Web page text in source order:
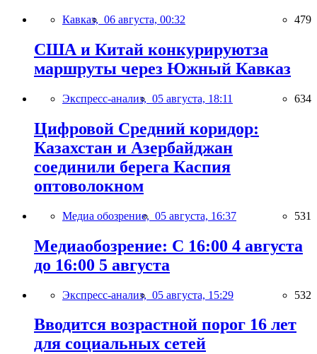
Кавказ, 06 августа, 00:32 479
США и Китай конкурируютза
маршруты через Южный Кавказ
Экспресс-анализ, 05 августа, 18:11 634
Цифровой Средний коридор:
Казахстан и Азербайджан
соединили берега Каспия
оптоволокном
Медиа обозрение, 05 августа, 16:37 531
Медиаобозрение: С 16:00 4 августа
до 16:00 5 августа
Экспресс-анализ, 05 августа, 15:29 532
Вводится возрастной порог 16 лет
для социальных сетей